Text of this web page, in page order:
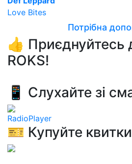
Love Bites
Потрібна
👍 Приєднуйтесь
ROKS!
📱 Слухайте зі
RadioPlayer
🎫 Купуйте